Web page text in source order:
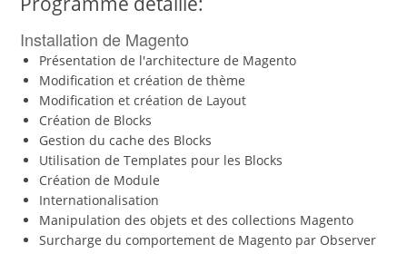
Installation de Magento
Présentation de l'architecture de Magento
Modification et création de thème
Modification et création de Layout
Création de Blocks
Gestion du cache des Blocks
Utilisation de Templates pour les Blocks
Création de Module
Internationalisation
Manipulation des objets et des collections Magento
Surcharge du comportement de Magento par Observer